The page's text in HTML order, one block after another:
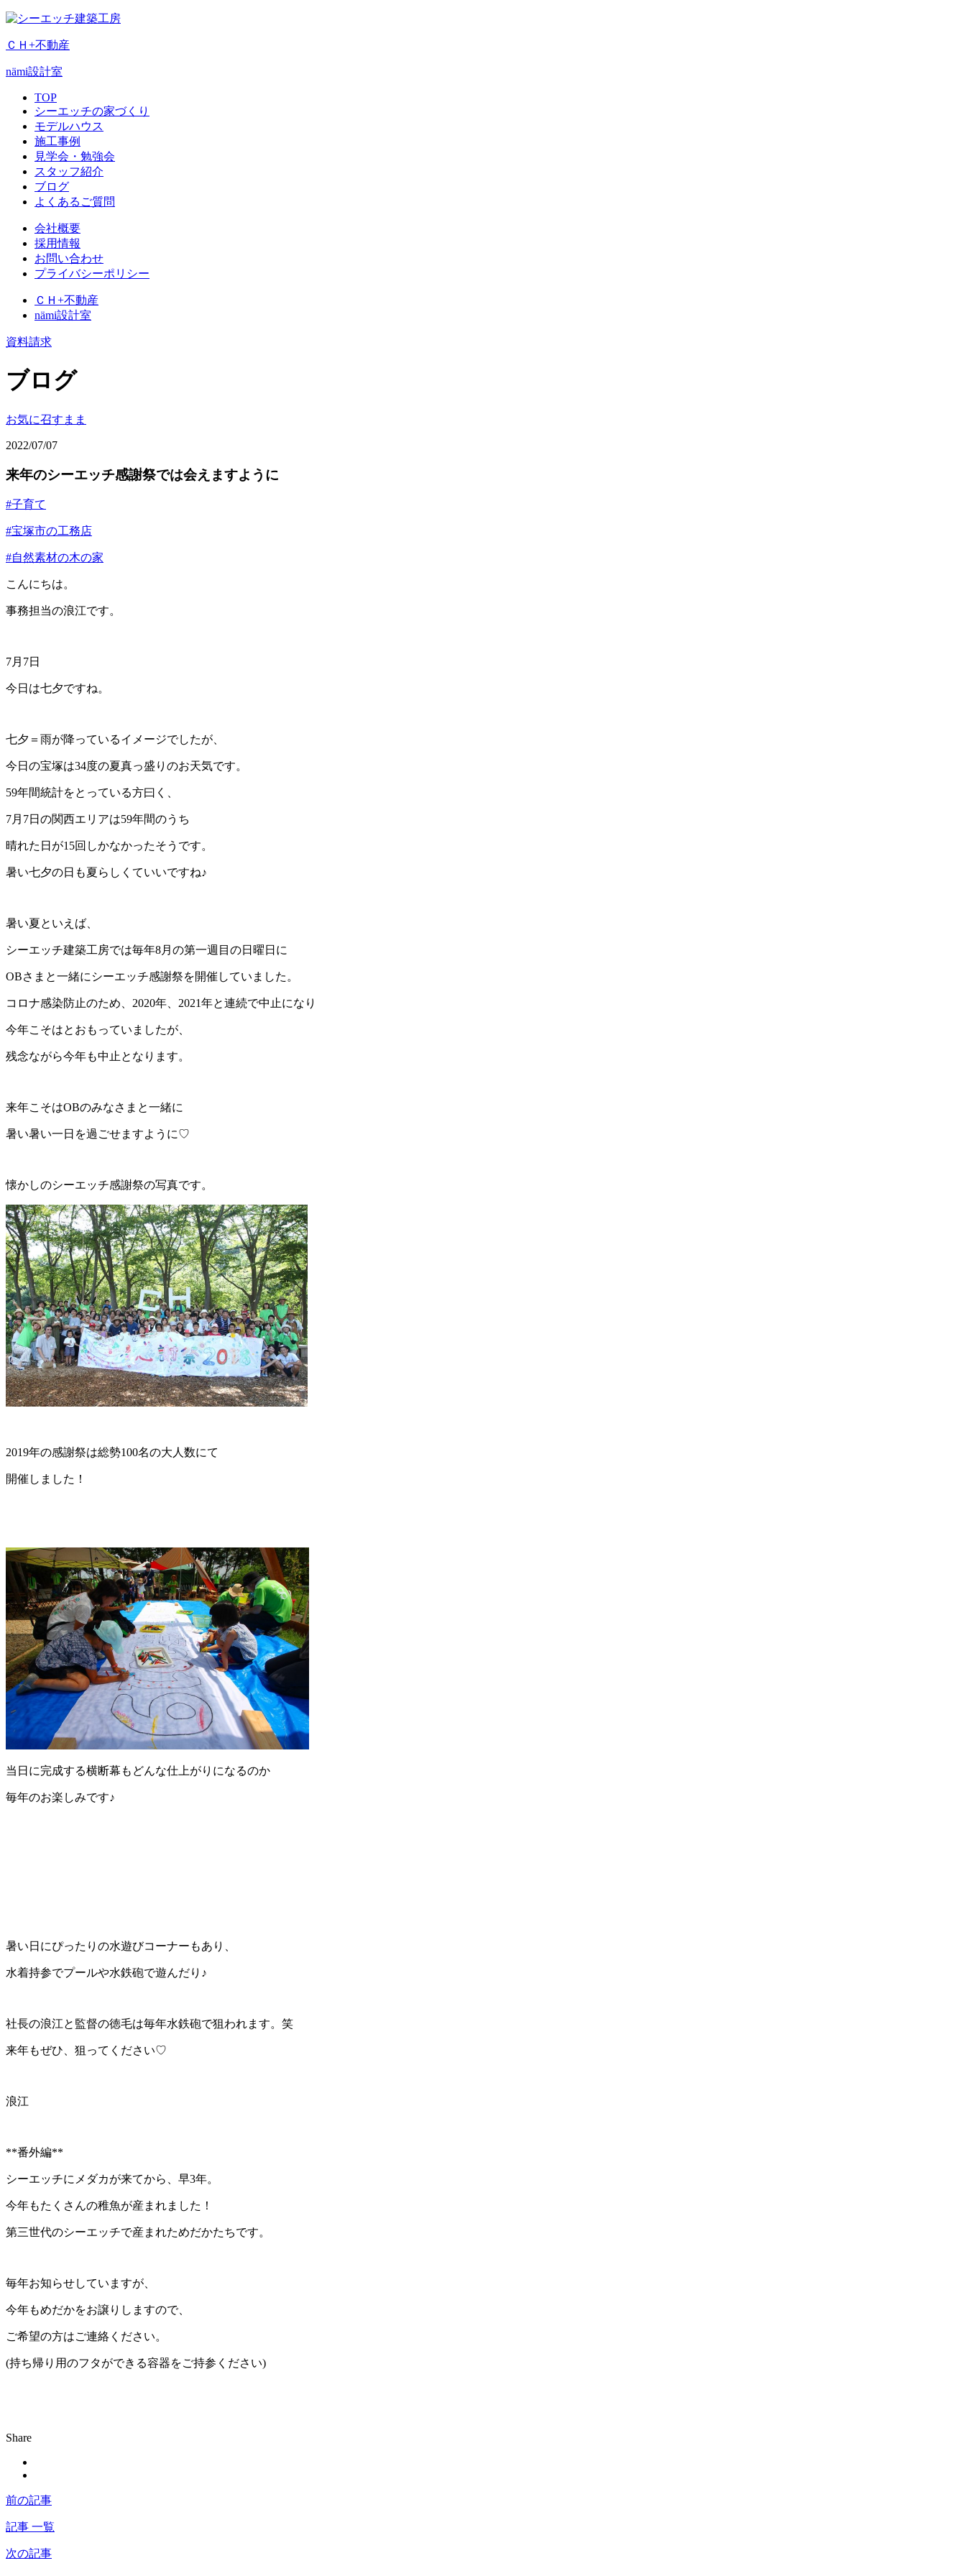
ＣＨ+不動産
nämi設計室
TOP
シーエッチの家づくり
モデルハウス
施工事例
見学会・勉強会
スタッフ紹介
ブログ
よくあるご質問
会社概要
採用情報
お問い合わせ
プライバシーポリシー
ＣＨ+不動産
nämi設計室
資料請求
ブログ
お気に召すまま
2022/07/07
来年のシーエッチ感謝祭では会えますように
#子育て
#宝塚市の工務店
#自然素材の木の家
こんにちは。
事務担当の浪江です。
7月7日
今日は七夕ですね。
七夕＝雨が降っているイメージでしたが、
今日の宝塚は34度の夏真っ盛りのお天気です。
59年間統計をとっている方曰く、
7月7日の関西エリアは59年間のうち
晴れた日が15回しかなかったそうです。
暑い七夕の日も夏らしくていいですね♪
暑い夏といえば、
シーエッチ建築工房では毎年8月の第一週目の日曜日に
OBさまと一緒にシーエッチ感謝祭を開催していました。
コロナ感染防止のため、2020年、2021年と連続で中止になり
今年こそはとおもっていましたが、
残念ながら今年も中止となります。
来年こそはOBのみなさまと一緒に
暑い暑い一日を過ごせますように♡
懐かしのシーエッチ感謝祭の写真です。
2019年の感謝祭は総勢100名の大人数にて
開催しました！
当日に完成する横断幕もどんな仕上がりになるのか
毎年のお楽しみです♪
暑い日にぴったりの水遊びコーナーもあり、
水着持参でプールや水鉄砲で遊んだり♪
社長の浪江と監督の徳毛は毎年水鉄砲で狙われます。笑
来年もぜひ、狙ってください♡
浪江
**番外編**
シーエッチにメダカが来てから、早3年。
今年もたくさんの稚魚が産まれました！
第三世代のシーエッチで産まれためだかたちです。
毎年お知らせしていますが、
今年もめだかをお譲りしますので、
ご希望の方はご連絡ください。
(持ち帰り用のフタができる容器をご持参ください)
Share
前の記事
記事 一覧
次の記事